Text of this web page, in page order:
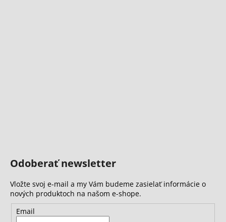
Odoberať newsletter
Vložte svoj e-mail a my Vám budeme zasielať informácie o
nových produktoch na našom e-shope.
Email